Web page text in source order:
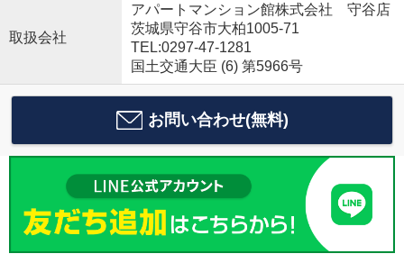
取扱会社
アパートマンション館株式会社 守谷店
茨城県守谷市大柏1005-71
TEL:0297-47-1281
国土交通大臣 (6) 第5966号
お問い合わせ(無料)